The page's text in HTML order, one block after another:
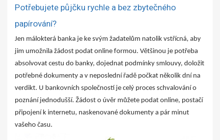
Potřebujete půjčku rychle a bez zbytečného
papírování?
Jen málokterá banka je ke svým žadatelům natolik vstřícná, aby
jim umožnila žádost podat online formou. Většinou je potřeba
absolvovat cestu do banky, dojednat podmínky smlouvy, doložit
potřebné dokumenty a v neposlední řadě počkat několik dní na
verdikt. U bankovních společností je celý proces schvalování o
poznání jednodušší. Žádost o úvěr můžete podat online, postačí
připojení k internetu, naskenované dokumenty a pár minut
vašeho času.